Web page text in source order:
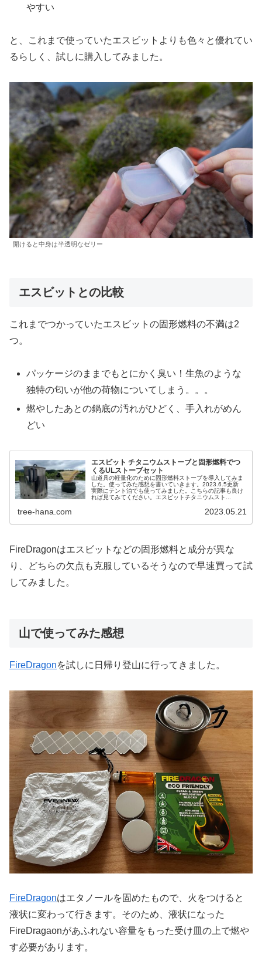
やすい
と、これまで使っていたエスビットよりも色々と優れてい
るらしく、試しに購入してみました。
開けると中身は半透明なゼリー
エスビットとの比較
これまでつかっていたエスビットの固形燃料の不満は2
つ。
パッケージのままでもとにかく臭い！生魚のような
独特の匂いが他の荷物についてしまう。。。
燃やしたあとの鍋底の汚れがひどく、手入れがめん
どい
エスビット チタニウムストーブと固形燃料でつ
くるULストーブセット
山道具の軽量化のために固形燃料ストーブを導入してみま
した。使ってみた感想を書いていきます。2023.6.5更新
実際にテント泊でも使ってみました。こちらの記事も良け
れば見てみてください。エスビットチタニウムスト...
tree-hana.com 2023.05.21
FireDragonはエスビットなどの固形燃料と成分が異な
り、どちらの欠点も克服しているそうなので早速買って試
してみました。
山で使ってみた感想
FireDragonを試しに日帰り登山に行ってきました。
FireDragonはエタノールを固めたもので、火をつけると
液状に変わって行きます。そのため、液状になった
FireDragaonがあふれない容量をもった受け皿の上で燃や
す必要があります。